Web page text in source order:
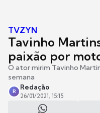
TVZYN
Tavinho
paixão por
O ator mirim Tavinho
semana
R
Redação
26/01/2021, 15:15